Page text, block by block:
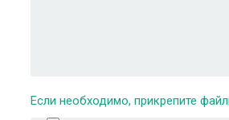
Если необходимо, прикрепите